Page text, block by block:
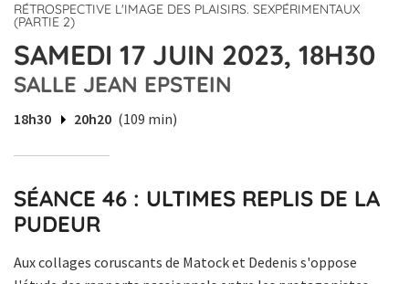
RÉTROSPECTIVE L'IMAGE DES PLAISIRS. SEXPÉRIMENTAUX
(PARTIE 2)
SAMEDI 17 JUIN 2023, 18H30
SALLE JEAN EPSTEIN
18h30 20h20 (109 min)
SÉANCE 46 : ULTIMES REPLIS DE LA
PUDEUR
Aux collages coruscants de Matock et Dedenis s'oppose